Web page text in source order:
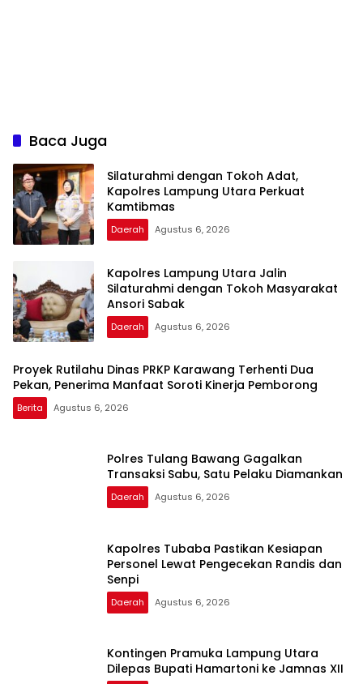
Baca Juga
Silaturahmi dengan Tokoh Adat,
Kapolres Lampung Utara Perkuat
Kamtibmas
Daerah Agustus 6, 2026
Kapolres Lampung Utara Jalin
Silaturahmi dengan Tokoh Masyarakat
Ansori Sabak
Daerah Agustus 6, 2026
Proyek Rutilahu Dinas PRKP Karawang Terhenti Dua
Pekan, Penerima Manfaat Soroti Kinerja Pemborong
Berita Agustus 6, 2026
Polres Tulang Bawang Gagalkan
Transaksi Sabu, Satu Pelaku Diamankan
Daerah Agustus 6, 2026
Kapolres Tubaba Pastikan Kesiapan
Personel Lewat Pengecekan Randis dan
Senpi
Daerah Agustus 6, 2026
Kontingen Pramuka Lampung Utara
Dilepas Bupati Hamartoni ke Jamnas XII